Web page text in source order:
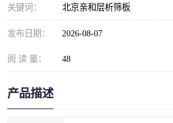
关键词： 北京亲和层析筛板
发布日期： 2026-08-07
阅 读 量： 48
产品描述